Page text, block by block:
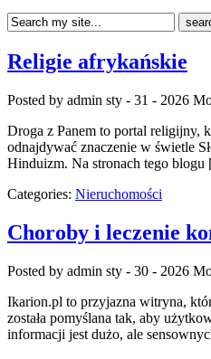
Religie afrykańskie
Posted by admin sty - 31 - 2026
Droga z Panem to portal religijny,
odnajdywać znaczenie w świetle
Hinduizm. Na stronach tego
Categories: Nieruchomości
Choroby i leczenie
Posted by admin sty - 30 - 2026
Ikarion.pl to przyjazna witryna,
została pomyślana tak, aby
informacji jest dużo, ale